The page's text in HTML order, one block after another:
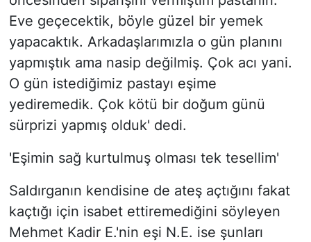
Eve geçecektik, böyle güzel bir yemek
yapacaktık. Arkadaşlarımızla o gün planını
yapmıştık ama nasip değilmiş. Çok acı yani.
O gün istediğimiz pastayı eşime
yediremedik. Çok kötü bir doğum günü
sürprizi yapmış olduk' dedi.
'Eşimin sağ kurtulmuş olması tek tesellim'
Saldırganın kendisine de ateş açtığını fakat
kaçtığı için isabet ettiremediğini söyleyen
Mehmet Kadir E.'nin eşi N.E. ise şunları